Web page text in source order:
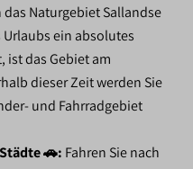
Naturgebiet Sallandse
ein absolutes
ist das Gebiet am
dieser Zeit werden Sie
und Fahrradgebiet
🚗: Fahren Sie nach